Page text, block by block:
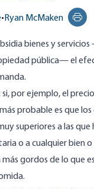
• Ryan McMaken
bienes y
pública— el
por ejemplo, el
probable es que
superiores a las que
o a cualquier bien
gordos de lo que
.